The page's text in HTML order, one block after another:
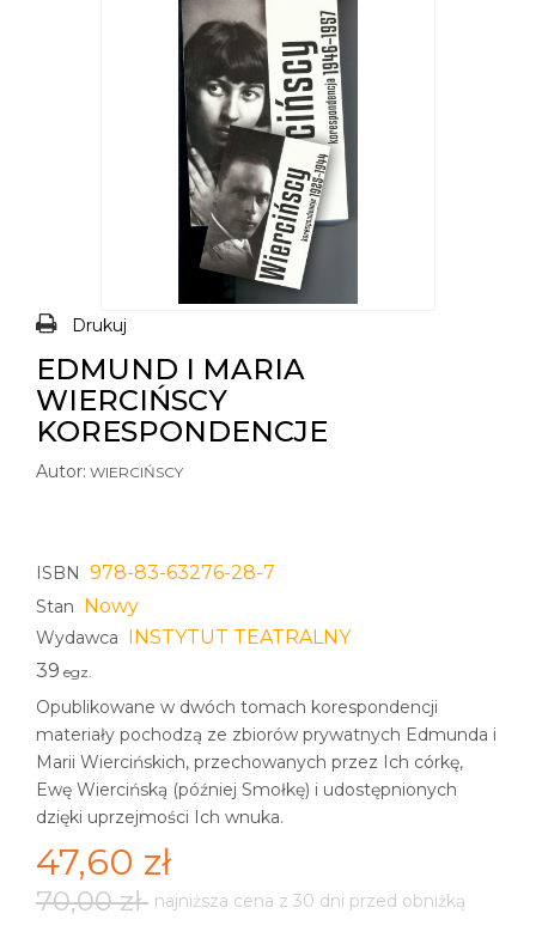
Drukuj
EDMUND I MARIA
WIERCIŃSCY
KORESPONDENCJE
Autor: WIERCIŃSCY
ISBN 978-83-63276-28-7
Stan Nowy
Wydawca INSTYTUT TEATRALNY
39 egz.
Opublikowane w dwóch tomach korespondencji
materiały pochodzą ze zbiorów prywatnych Edmunda i
Marii Wiercińskich, przechowanych przez Ich córkę,
Ewę Wiercińską (później Smołkę) i udostępnionych
dzięki uprzejmości Ich wnuka.
47,60 zł
70,00 zł najniższa cena z 30 dni przed obniżką